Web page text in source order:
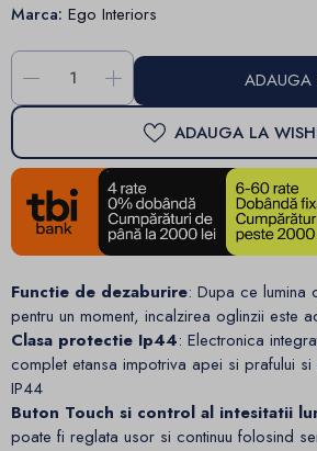
Marca: Ego Interiors
- + ADAUGA
ADAUGA LA
Functie de dezaburire: Dupa ce lumina
pentru un moment, incalzirea oglinzii este
Clasa protectie Ip44: Electronica
complet etansa impotriva apei si prafului
IP44
Buton Touch si control al intesitatii
poate fi reglata usor si continuu folosind